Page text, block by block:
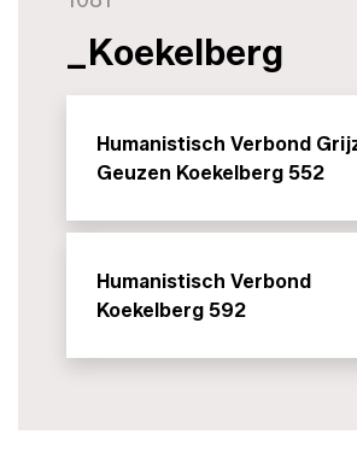
_Koekelberg
Humanistisch Verbond
Geuzen Koekelberg 552
Humanistisch Verbond
Koekelberg 592